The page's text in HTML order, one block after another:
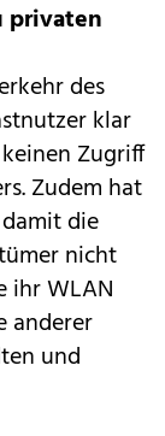
privaten
des
klar
Zugriff
Zudem hat
die
nicht
ihr WLAN
anderer
und